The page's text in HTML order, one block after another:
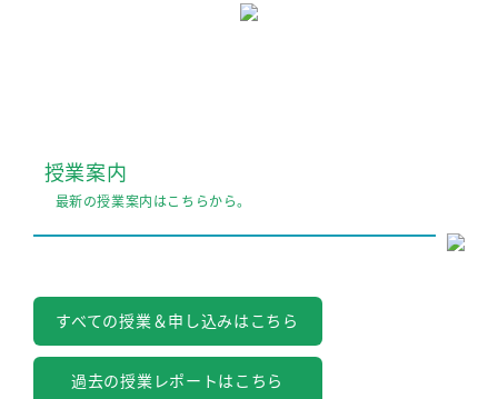
授業案内
最新の授業案内はこちらから。
すべての授業＆申し込みはこちら
過去の授業レポートはこちら